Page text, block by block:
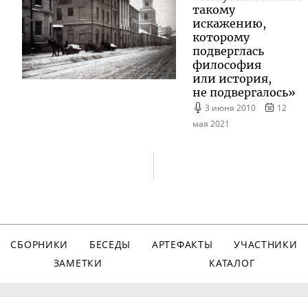
такому
искажению,
которому
подверглась
философия
или история,
не подвергалось»
3 июня 2010
12
мая 2021
СБОРНИКИ БЕСЕДЫ АРТЕФАКТЫ
УЧАСТНИКИ
ЗАМЕТКИ
КАТАЛОГ